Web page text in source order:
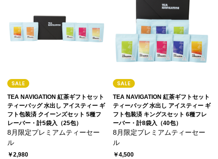
TEA NAVIGATION 紅茶ギフトセット
ティーバッグ 水出し アイスティー ギ
フト包装済 クイーンズセット 5種フ
レーバー・計5袋入（25包）
8月限定プレミアムティーセー
ル
￥2,980
TEA NAVIGATION 紅茶ギフトセット
ティーバッグ 水出し アイスティー ギ
フト包装済 キングスセット 6種フレ
ーバー・計8袋入（40包）
8月限定プレミアムティーセー
ル
￥4,500